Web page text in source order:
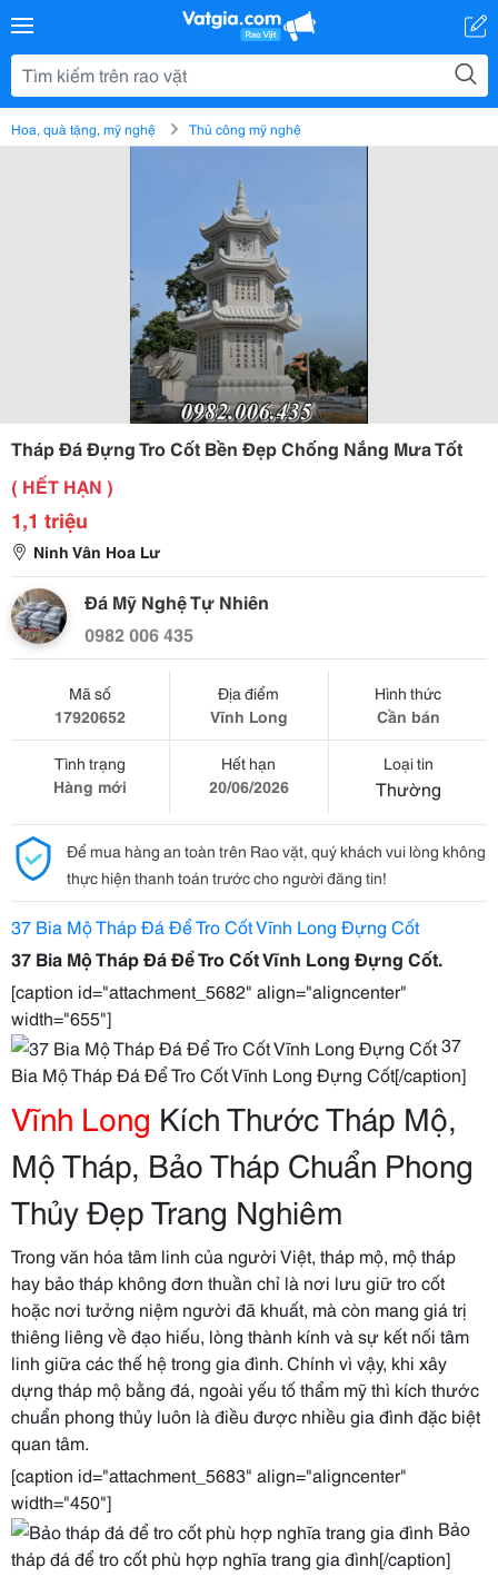
Hoa, quà tặng, mỹ nghệ Thủ công mỹ nghệ
Tháp Đá Đựng Tro Cốt Bền Đẹp Chống Nắng Mưa Tốt
( HẾT HẠN )
1,1 triệu
Ninh Vân Hoa Lư
Đá Mỹ Nghệ Tự Nhiên
0982 006 435
Mã số
17920652
Địa điểm
Vĩnh Long
Hình thức
Cần bán
Tình trạng
Hàng mới
Hết hạn
20/06/2026
Loại tin
Thường
Để mua hàng an toàn trên Rao vặt, quý khách vui lòng không
thực hiện thanh toán trước cho người đăng tin!
37 Bia Mộ Tháp Đá Để Tro Cốt Vĩnh Long Đựng Cốt
37 Bia Mộ Tháp Đá Để Tro Cốt Vĩnh Long Đựng Cốt.
[caption id="attachment_5682" align="aligncenter"
width="655"]
37
Bia Mộ Tháp Đá Để Tro Cốt Vĩnh Long Đựng Cốt[/caption]
Vĩnh Long Kích Thước Tháp Mộ,
Mộ Tháp, Bảo Tháp Chuẩn Phong
Thủy Đẹp Trang Nghiêm
Trong văn hóa tâm linh của người Việt, tháp mộ, mộ tháp
hay bảo tháp không đơn thuần chỉ là nơi lưu giữ tro cốt
hoặc nơi tưởng niệm người đã khuất, mà còn mang giá trị
thiêng liêng về đạo hiếu, lòng thành kính và sự kết nối tâm
linh giữa các thế hệ trong gia đình. Chính vì vậy, khi xây
dựng tháp mộ bằng đá, ngoài yếu tố thẩm mỹ thì kích thước
chuẩn phong thủy luôn là điều được nhiều gia đình đặc biệt
quan tâm.
[caption id="attachment_5683" align="aligncenter"
width="450"]
Bảo
tháp đá để tro cốt phù hợp nghĩa trang gia đình[/caption]